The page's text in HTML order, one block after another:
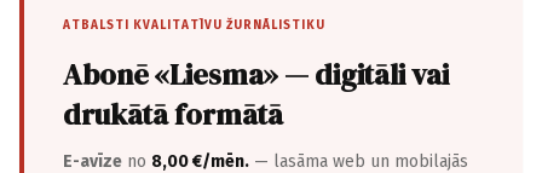
ATBALSTI KVALITATĪVU ŽURNĀLISTIKU
Abonē «Liesma» — digitāli vai
drukātā formātā
E-avīze no 8,00 €/mēn. — lasāma web un mobilajās